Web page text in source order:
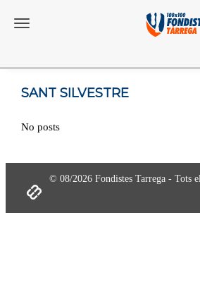
Toggle navigation
SANT SILVESTRE
No posts
© 08/2026 Fondistes Tarrega - Tots